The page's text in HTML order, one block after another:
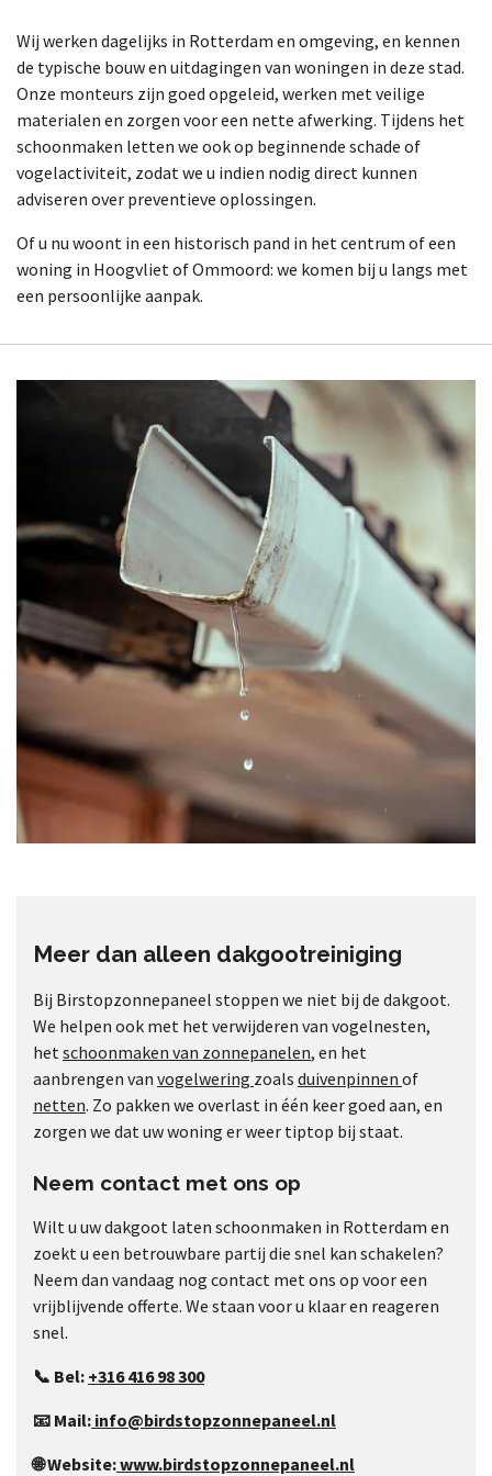
Wij werken dagelijks in Rotterdam en omgeving, en kennen
de typische bouw en uitdagingen van woningen in deze stad.
Onze monteurs zijn goed opgeleid, werken met veilige
materialen en zorgen voor een nette afwerking. Tijdens het
schoonmaken letten we ook op beginnende schade of
vogelactiviteit, zodat we u indien nodig direct kunnen
adviseren over preventieve oplossingen.
Of u nu woont in een historisch pand in het centrum of een
woning in Hoogvliet of Ommoord: we komen bij u langs met
een persoonlijke aanpak.
Meer dan alleen dakgootreiniging
Bij Birstopzonnepaneel stoppen we niet bij de dakgoot.
We helpen ook met het verwijderen van vogelnesten,
het schoonmaken van zonnepanelen, en het
aanbrengen van vogelwering zoals duivenpinnen of
netten. Zo pakken we overlast in één keer goed aan, en
zorgen we dat uw woning er weer tiptop bij staat.
Neem contact met ons op
Wilt u uw dakgoot laten schoonmaken in Rotterdam en
zoekt u een betrouwbare partij die snel kan schakelen?
Neem dan vandaag nog contact met ons op voor een
vrijblijvende offerte. We staan voor u klaar en reageren
snel.
📞 Bel: +316 416 98 300
📧 Mail: info@birdstopzonnepaneel.nl
🌐 Website:www.birdstopzonnepaneel.nl